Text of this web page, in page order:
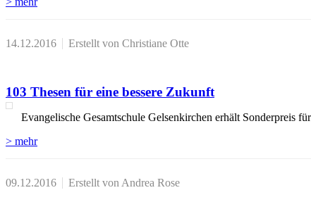
14.12.2016 Erstellt von Christiane Otte
103 Thesen für eine bessere Zukunft
Evangelische Gesamtschule Gelsenkirchen erhält Sonderpreis
> mehr
09.12.2016 Erstellt von Andrea Rose